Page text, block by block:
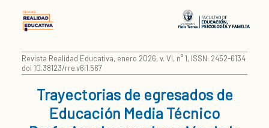
Revista Realidad Educativa, enero 2026, v. VI, n° 1, ISSN: 2452-6134
doi 10.38123/rre.v6i1.567
Trayectorias de egresados de
Educación Media Técnico